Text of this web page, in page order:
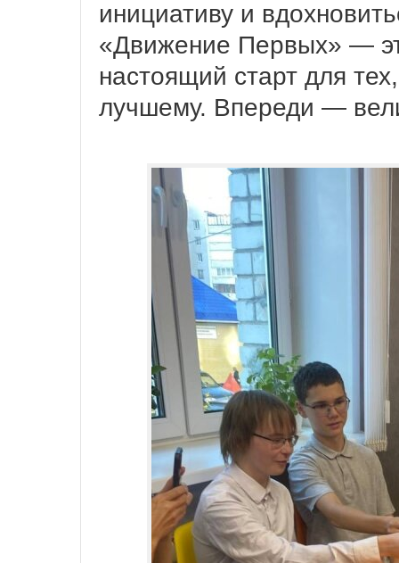
инициативу и
«Движение Первых» —
настоящий старт для
лучшему. Впереди —